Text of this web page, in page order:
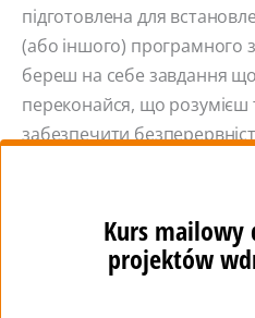
підготовлена ​​для
(або іншого) програмного
береш на себе завдання
переконайся, що розумієш
забезпечити